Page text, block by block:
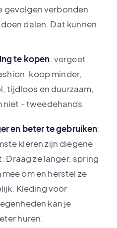
gevolgen verbonden
dalen. Dat kunnen
te kopen: vergeet
koop minder,
tijdloos en duurzaam,
niet - tweedehands.
en beter te gebruiken:
kleren zijn diegene
Draag ze langer, spring
om en herstel ze
Kleding voor
kan je
huren.